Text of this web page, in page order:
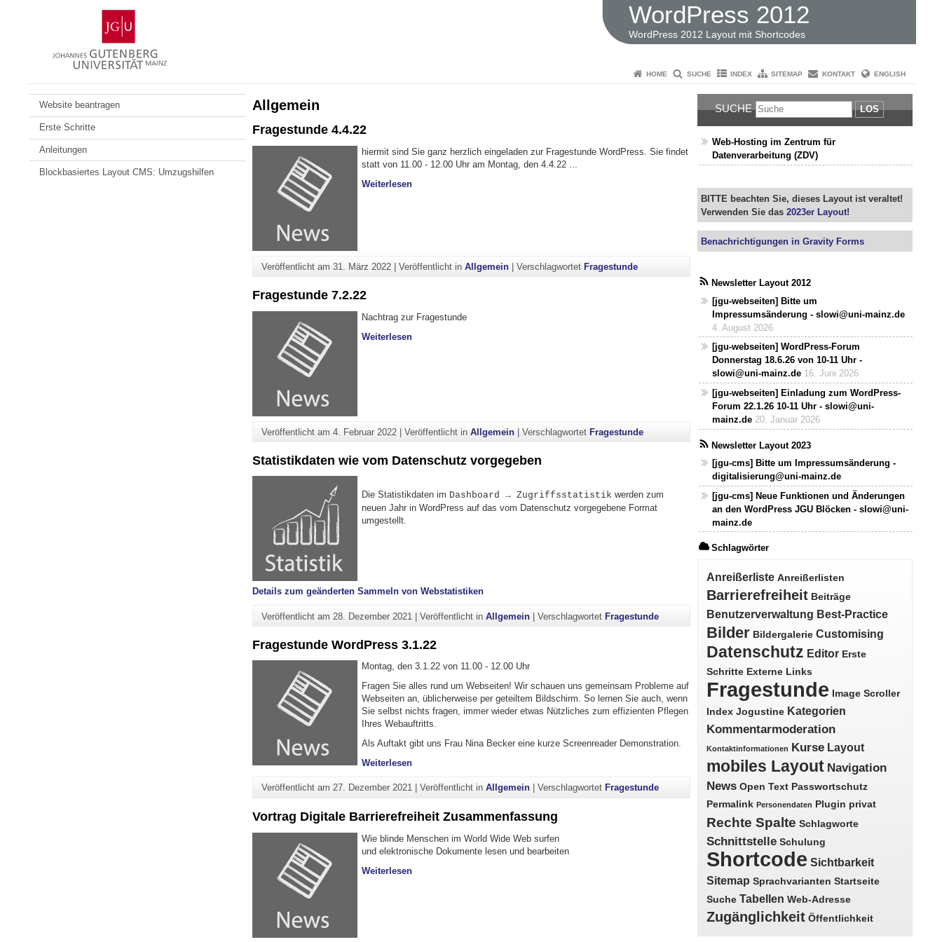
Gutenberg-
Universität
Mainz
WordPress 2012
WordPress 2012 Layout mit Shortcodes
HOME SUCHE INDEX SITEMAP KONTAKT ENGLISH
Website beantragen
Erste Schritte
Anleitungen
Blockbasiertes Layout CMS: Umzugshilfen
Allgemein
Fragestunde 4.4.22
hiermit sind Sie ganz herzlich eingeladen zur Fragestunde WordPress. Sie findet
statt von 11.00 - 12.00 Uhr am Montag, den 4.4.22 ...
Weiterlesen"Fragestunde 4.4.22"
Veröffentlicht am31. März 2022 |Veröffentlicht inAllgemein |Verschlagwortet Fragestunde
Fragestunde 7.2.22
Nachtrag zur Fragestunde
Weiterlesen"Fragestunde 7.2.22"
Veröffentlicht am4. Februar 2022 |Veröffentlicht inAllgemein |Verschlagwortet Fragestunde
Statistikdaten wie vom Datenschutz vorgegeben
Die Statistikdaten im Dashboard → Zugriffsstatistik werden zum
neuen Jahr in WordPress auf das vom Datenschutz vorgegebene Format
umgestellt.
Details zum geänderten Sammeln von Webstatistiken
Veröffentlicht am 28. Dezember 2021 |Veröffentlicht inAllgemein |Verschlagwortet Fragestunde
Fragestunde WordPress 3.1.22
Montag, den 3.1.22 von 11.00 - 12.00 Uhr
Fragen Sie alles rund um Webseiten! Wir schauen uns gemeinsam Probleme auf
Webseiten an, üblicherweise per geteiltem Bildschirm. So lernen Sie auch, wenn
Sie selbst nichts fragen, immer wieder etwas Nützliches zum effizienten Pflegen
Ihres Webauftritts.
Als Auftakt gibt uns Frau Nina Becker eine kurze Screenreader Demonstration.
Weiterlesen"Fragestunde WordPress 3.1.22"
Veröffentlicht am27. Dezember 2021 |Veröffentlicht inAllgemein |Verschlagwortet Fragestunde
Vortrag Digitale Barrierefreiheit Zusammenfassung
Wie blinde Menschen im World Wide Web surfen
und elektronische Dokumente lesen und bearbeiten
Weiterlesen"Vortrag Digitale Barrierefreiheit Zusammenfassung"
SUCHE LOS
Web-Hosting im Zentrum für
Datenverarbeitung (ZDV)
BITTE beachten Sie, dieses Layout ist veraltet!
Verwenden Sie das2023er Layout!
Benachrichtigungen in Gravity Forms
Newsletter Layout 2012
[jgu-webseiten] Bitte um
Impressumsänderung - slowi@uni-mainz.de
4. August 2026
[jgu-webseiten] WordPress-Forum
Donnerstag 18.6.26 von 10-11 Uhr -
slowi@uni-mainz.de 16. Juni 2026
[jgu-webseiten] Einladung zum WordPress-
Forum 22.1.26 10-11 Uhr - slowi@uni-
mainz.de 20. Januar 2026
Newsletter Layout 2023
[jgu-cms] Bitte um Impressumsänderung -
digitalisierung@uni-mainz.de
[jgu-cms] Neue Funktionen und Änderungen
an den WordPress JGU Blöcken - slowi@uni-
mainz.de
Schlagwörter
Anreißerliste Anreißerlisten
Barrierefreiheit Beiträge
Benutzerverwaltung Best-Practice
Bilder Bildergalerie Customising
Datenschutz Editor Erste
Schritte Externe Links
Fragestunde
Image Scroller
Index Jogustine Kategorien
Kommentarmoderation
Kontaktinformationen Kurse Layout
mobiles Layout Navigation
News Open Text Passwortschutz
Permalink Personendaten Plugin privat
Rechte Spalte Schlagworte
Schnittstelle Schulung
Shortcode Sichtbarkeit
Sitemap Sprachvarianten Startseite
Suche Tabellen Web-Adresse
Zugänglichkeit Öffentlichkeit